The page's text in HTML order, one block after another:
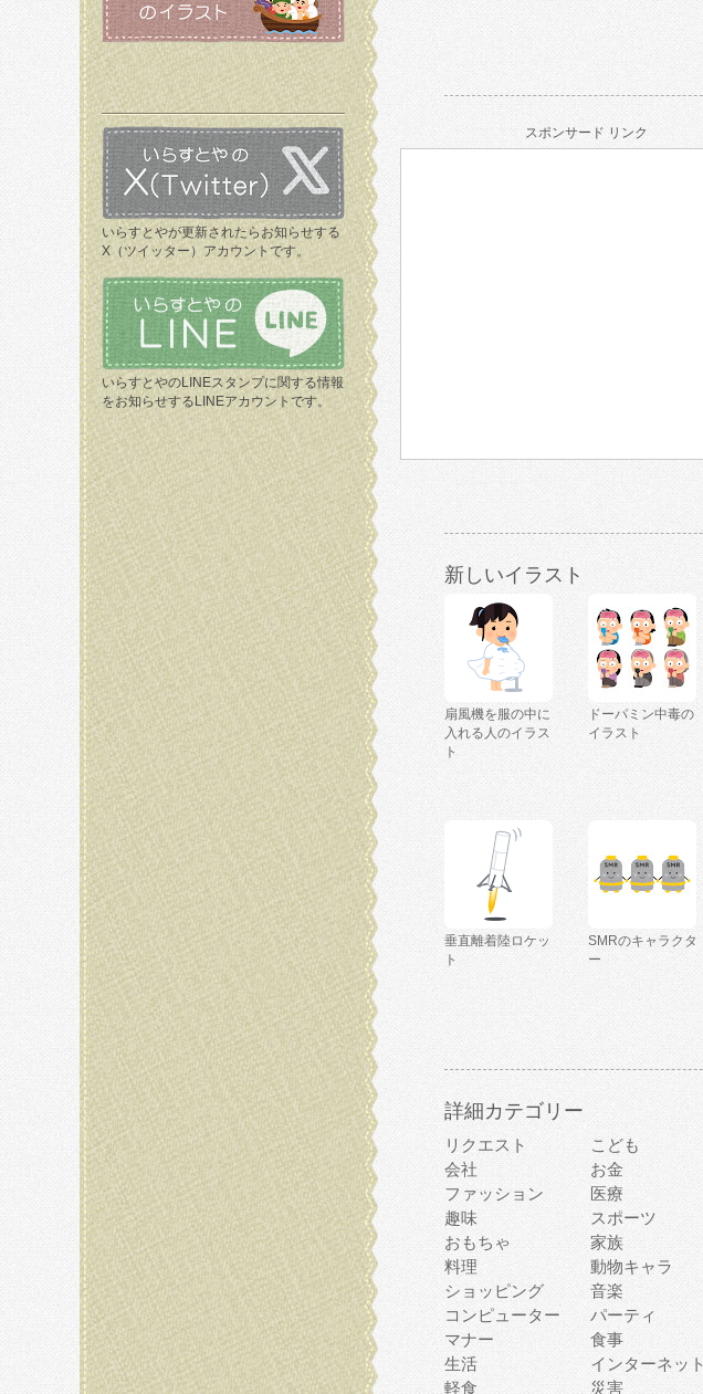
いらすとやが更新されたらお知らせする
X（ツイッター）アカウントです。
いらすとやのLINEスタンプに関する情報
をお知らせするLINEアカウントです。
スポンサード リンク
新しいイラスト
扇風機を服の中に
入れる人のイラス
ト
ドーパミン中毒の
イラスト
垂直離着陸ロケッ
ト
SMRのキャラクタ
ー
詳細カテゴリー
リクエスト こども
会社
お金
ファッション
医療
趣味
スポーツ
おもちゃ
家族
料理
動物キャラ
ショッピング
音楽
コンピューター
パーティ
マナー
食事
生活
インターネット
軽食
災害